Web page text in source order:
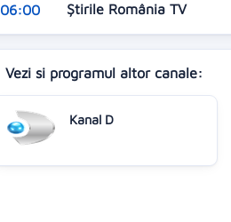
06:00 Ştirile România TV
Vezi si programul altor canale:
Kanal D